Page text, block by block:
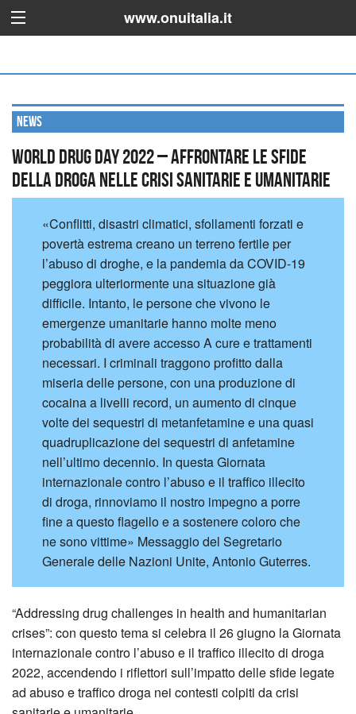
www.onuitalia.it
News
World Drug Day 2022 – Affrontare le sfide
della droga nelle crisi sanitarie e umanitarie
«Conflitti, disastri climatici, sfollamenti forzati e
povertà estrema creano un terreno fertile per
l’abuso di droghe, e la pandemia da COVID-19
peggiora ulteriormente una situazione già
difficile. Intanto, le persone che vivono le
emergenze umanitarie hanno molte meno
probabilità di avere accesso A cure e trattamenti
necessari. I criminali traggono profitto dalla
miseria delle persone, con una produzione di
cocaina a livelli record, un aumento di cinque
volte dei sequestri di metanfetamine e una quasi
quadruplicazione dei sequestri di anfetamine
nell’ultimo decennio. In questa Giornata
internazionale contro l’abuso e il traffico illecito
di droga, rinnoviamo il nostro impegno a porre
fine a questo flagello e a sostenere coloro che
ne sono vittime» Messaggio del Segretario
Generale delle Nazioni Unite, Antonio Guterres.
“Addressing drug challenges in health and humanitarian
crises”: con questo tema si celebra il 26 giugno la Giornata
internazionale contro l’abuso e il traffico illecito di droga
2022, accendendo i riflettori sull’impatto delle sfide legate
ad abuso e traffico droga nei contesti colpiti da crisi